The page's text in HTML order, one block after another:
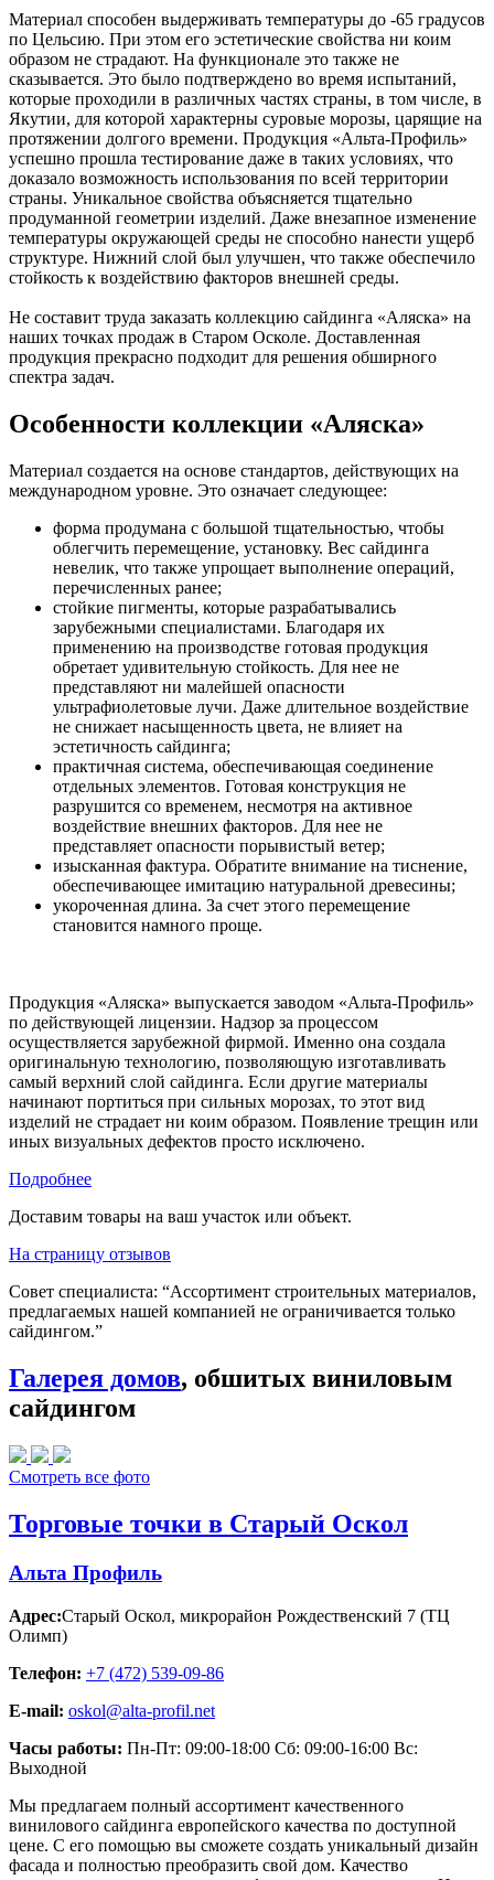
Материал способен выдерживать температуры до -65 градусов
по Цельсию. При этом его эстетические свойства ни коим
образом не страдают. На функционале это также не
сказывается. Это было подтверждено во время испытаний,
которые проходили в различных частях страны, в том числе, в
Якутии, для которой характерны суровые морозы, царящие на
протяжении долгого времени. Продукция «Альта-Профиль»
успешно прошла тестирование даже в таких условиях, что
доказало возможность использования по всей территории
страны. Уникальное свойства объясняется тщательно
продуманной геометрии изделий. Даже внезапное изменение
температуры окружающей среды не способно нанести ущерб
структуре. Нижний слой был улучшен, что также обеспечило
стойкость к воздействию факторов внешней среды.
Не составит труда заказать коллекцию сайдинга «Аляска» на
наших точках продаж в Старом Осколе. Доставленная
продукция прекрасно подходит для решения обширного
спектра задач.
Особенности коллекции «Аляска»
Материал создается на основе стандартов, действующих на
международном уровне. Это означает следующее:
форма продумана с большой тщательностью, чтобы
облегчить перемещение, установку. Вес сайдинга
невелик, что также упрощает выполнение операций,
перечисленных ранее;
стойкие пигменты, которые разрабатывались
зарубежными специалистами. Благодаря их
применению на производстве готовая продукция
обретает удивительную стойкость. Для нее не
представляют ни малейшей опасности
ультрафиолетовые лучи. Даже длительное воздействие
не снижает насыщенность цвета, не влияет на
эстетичность сайдинга;
практичная система, обеспечивающая соединение
отдельных элементов. Готовая конструкция не
разрушится со временем, несмотря на активное
воздействие внешних факторов. Для нее не
представляет опасности порывистый ветер;
изысканная фактура. Обратите внимание на тиснение,
обеспечивающее имитацию натуральной древесины;
укороченная длина. За счет этого перемещение
становится намного проще.
Продукция «Аляска» выпускается заводом «Альта-Профиль»
по действующей лицензии. Надзор за процессом
осуществляется зарубежной фирмой. Именно она создала
оригинальную технологию, позволяющую изготавливать
самый верхний слой сайдинга. Если другие материалы
начинают портиться при сильных морозах, то этот вид
изделий не страдает ни коим образом. Появление трещин или
иных визуальных дефектов просто исключено.
Подробнее
Доставим товары на ваш участок или объект.
На страницу отзывов
Совет специалиста: “Ассортимент строительных материалов,
предлагаемых нашей компанией не ограничивается только
сайдингом.”
Галерея домов, обшитых виниловым
сайдингом
Смотреть все фото
Торговые точки в Старый Оскол
Альта Профиль
Адрес:Старый Оскол, микрорайон Рождественский 7 (ТЦ
Олимп)
Телефон: +7 (472) 539-09-86
E-mail: oskol@alta-profil.net
Часы работы: Пн-Пт: 09:00-18:00 Сб: 09:00-16:00 Вс:
Выходной
Мы предлагаем полный ассортимент качественного
винилового сайдинга европейского качества по доступной
цене. С его помощью вы сможете создать уникальный дизайн
фасада и полностью преобразить свой дом. Качество